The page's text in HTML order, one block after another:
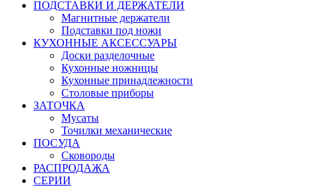
ПОДСТАВКИ И ДЕРЖАТЕЛИ
Магнитные держатели
Подставки под ножи
КУХОННЫЕ АКСЕССУАРЫ
Доски разделочные
Кухонные ножницы
Кухонные принадлежности
Столовые приборы
ЗАТОЧКА
Мусаты
Точилки механические
ПОСУДА
Сковороды
РАСПРОДАЖА
СЕРИИ